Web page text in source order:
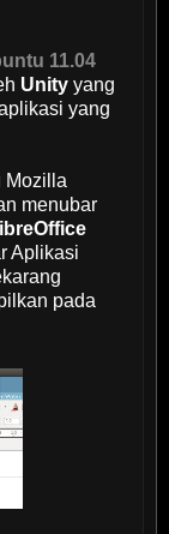
11.04
Unity yang
yang
Mozilla
menubar
Aplikasi
pada